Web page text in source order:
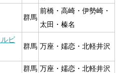
群馬
前橋・高崎・伊勢崎・
太田・榛名
ビ
群馬 万座・嬬恋・北軽井沢
群馬 万座・嬬恋・北軽井沢